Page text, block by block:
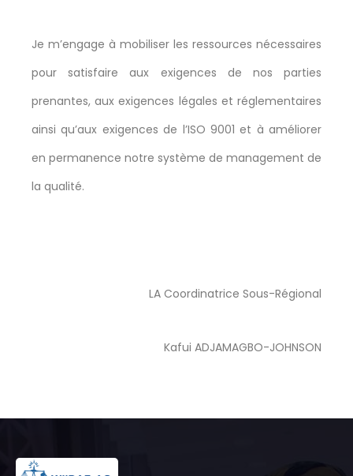
Je m’engage à mobiliser les ressources nécessaires
pour satisfaire aux exigences de nos parties
prenantes, aux exigences légales et réglementaires
ainsi qu’aux exigences de l’ISO 9001 et à améliorer
en permanence notre système de management de
la qualité.
LA Coordinatrice Sous-Régional
Kafui ADJAMAGBO-JOHNSON